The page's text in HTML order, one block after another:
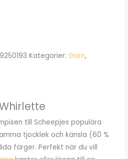
Kategorier: Garn,
till Scheepjes populära
tjocklek och känsla (60 %
färger. Perfekt när du vill